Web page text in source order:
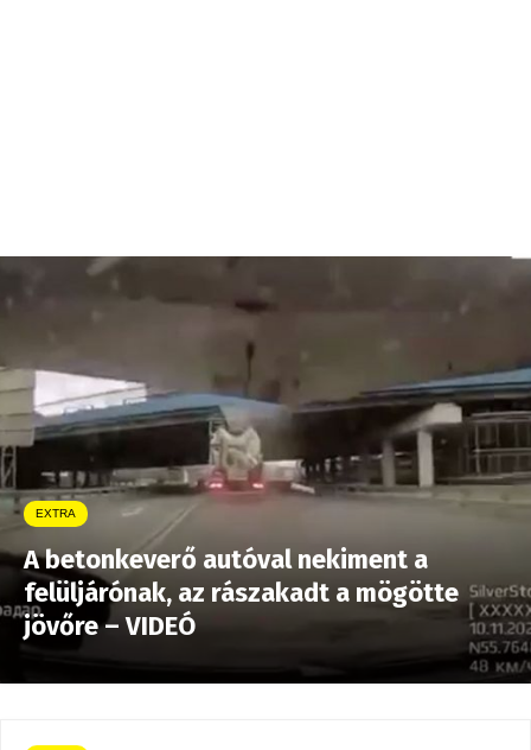
EXTRA
A betonkeverő autóval nekiment a
felüljárónak, az rászakadt a mögötte
jövőre – VIDEÓ